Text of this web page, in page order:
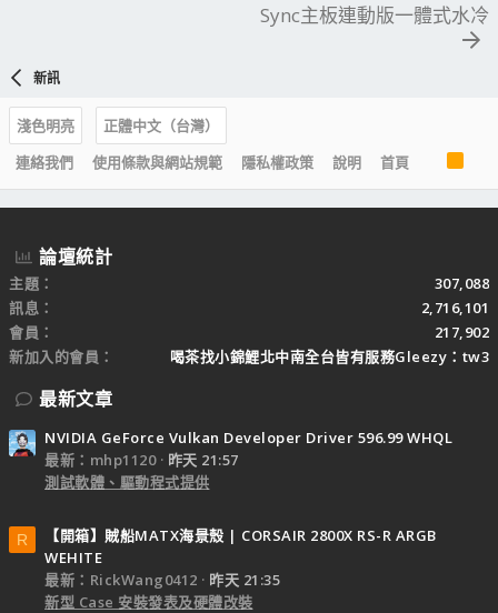
Sync主板連動版一體式水冷
新訊
淺色明亮
正體中文（台灣）
連絡我們
使用條款與網站規範 隱私權政策 說明 首頁
R
S
S
論壇統計
主題
307,088
訊息
2,716,101
會員
217,902
新加入的會員
喝茶找小錦鯉北中南全台皆有服務Gleezy：tw3
最新文章
NVIDIA GeForce Vulkan Developer Driver 596.99 WHQL
最新：mhp1120
昨天 21:57
測試軟體、驅動程式提供
R
【開箱】賊船MATX海景殼 | CORSAIR 2800X RS-R ARGB
WEHITE
最新：RickWang0412
昨天 21:35
新型 Case 安裝發表及硬體改裝